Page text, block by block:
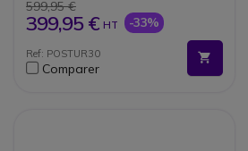
Matrice de 3 micros
beamforming intégrée
suppression de l’écho et du
bruit de fond
599,95 €
399,95 € HT -33%
Ref: POSTUR30
Comparer